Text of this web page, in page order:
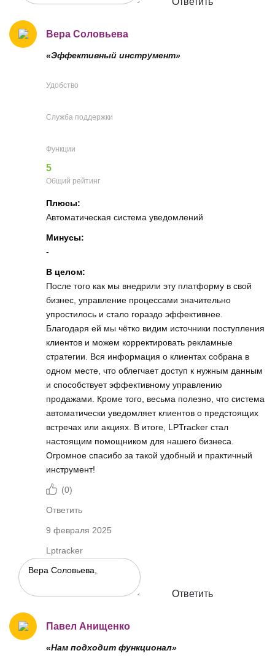
Вера Соловьева
«Эффективный инструмент»
Удобство
Служба поддержки
Функции
5
Общий рейтинг
Плюсы:
Автоматическая система уведомлений
Минусы:
-
В целом:
После того как мы внедрили эту платформу в свой
бизнес, управление процессами значительно
упростилось и стало гораздо эффективнее.
Благодаря ей мы чётко видим источники поступления
клиентов и можем корректировать рекламные
стратегии. Вся информация о клиентах собрана в
одном месте, что облегчает доступ к нужным данным
и способствует эффективному управлению
продажами. Кроме того, весьма полезно, что система
автоматически уведомляет клиентов о предстоящих
встречах или акциях. В итоге, LPTracker стал
настоящим помощником для нашего бизнеса.
Огромное спасибо за такой удобный и практичный
инструмент!
(0)
Ответить
9 февраля 2025
Lptracker
Ответить
Павел Анищенко
«Нам подходит функционал»